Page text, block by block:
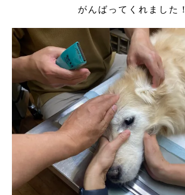
がんばってくれました！